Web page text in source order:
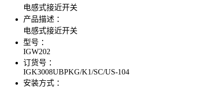
电感式接近开关
产品描述 ：
电感式接近开关
型号 ：
IGW202
订货号 ：
IGK3008UBPKG/K1/SC/US-104
安装方式 ：